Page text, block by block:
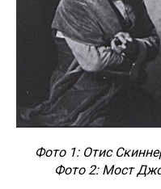
Фото 1: Отис
Фото 2: Мост